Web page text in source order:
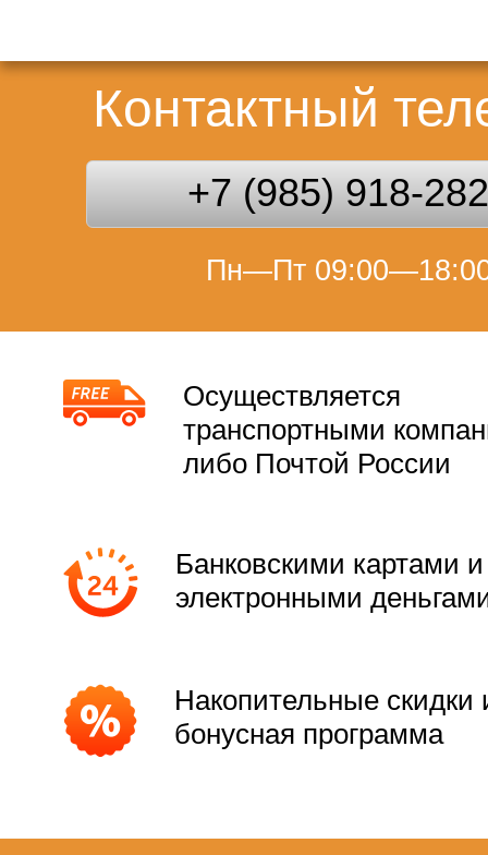
Контактный
+7 (985) 918-
Пн—Пт
Осуществляется
транспортными
либо Почтой России
Банковскими картами и
электронными
Накопительные скидки
бонусная программа